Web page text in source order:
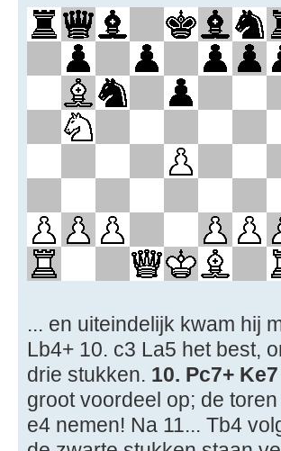
... en uiteindelijk kwam hij
Lb4+ 10. c3 La5 het best,
drie stukken. 10. Pc7+
groot voordeel op; de
e4 nemen! Na 11... Tb4